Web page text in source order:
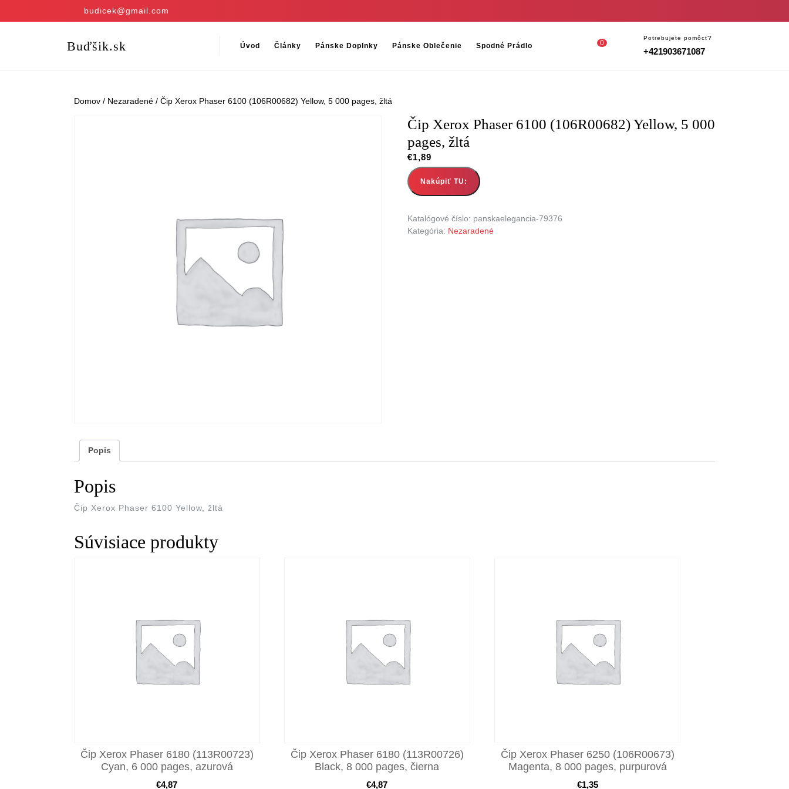
budicek@gmail.com
Buďšik.sk Úvod Články Pánske Doplnky Pánske Oblečenie Spodné Prádlo
Loginshopping
0
Potrebujete pomôcť?
+421903671087
Domov / Nezaradené / Čip Xerox Phaser 6100 (106R00682) Yellow, 5 000 pages, žltá
Čip Xerox Phaser 6100 (106R00682) Yellow, 5 000
pages, žltá
€1,89
Nakúpiť TU:
Katalógové číslo: panskaelegancia-79376
Kategória: Nezaradené
Popis
Popis
Čip Xerox Phaser 6100 Yellow, žltá
Súvisiace produkty
Čip Xerox Phaser 6180 (113R00723)
Cyan, 6 000 pages, azurová
€4,87
Čip Xerox Phaser 6180 (113R00726)
Black, 8 000 pages, čierna
€4,87
Čip Xerox Phaser 6250 (106R00673)
Magenta, 8 000 pages, purpurová
€1,35